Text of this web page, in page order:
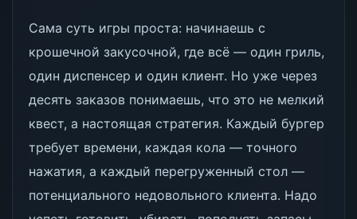
Сама суть игры проста: начинаешь с
крошечной закусочной, где всё — один гриль,
один диспенсер и один клиент. Но уже через
десять заказов понимаешь, что это не мелкий
квест, а настоящая стратегия. Каждый бургер
требует времени, каждая кола — точного
нажатия, а каждый перегруженный стол —
потенциального недовольного клиента. Надо